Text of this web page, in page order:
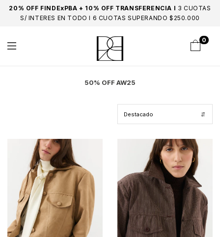
20% OFF FINDExPBA + 10% OFF TRANSFERENCIA I 3 CUOTAS
S/ INTERES EN TODO I 6 CUOTAS SUPERANDO $250.000
0
50% OFF AW25